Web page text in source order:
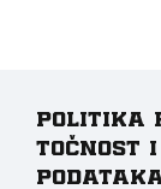
Politika
točnost